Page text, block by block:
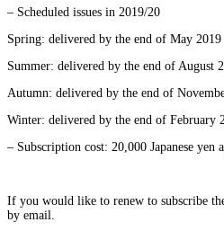
– Scheduled issues in 2019/20
Spring: delivered by the end of May 2019
Summer: delivered by the end of August
Autumn: delivered by the end of
Winter: delivered by the end of February
– Subscription cost: 20,000 Japanese yen
If you would like to renew to subscribe
by email.